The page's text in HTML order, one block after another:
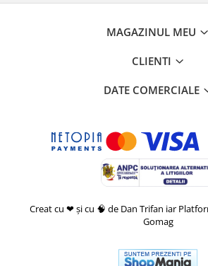
MAGAZINUL MEU
CLIENTI
DATE COMERCIALE
Creat cu ❤ și cu 🧠 de Dan Trifan iar
Gomag